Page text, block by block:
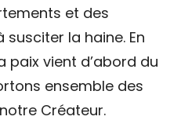
et des
la haine. En
paix vient d’abord du
ensemble des
Créateur.